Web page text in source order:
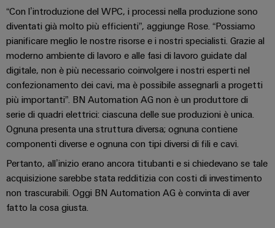
Configuratore
Weidmüller
Ingegneria
digitale di
livello
successivo:
intuitiva,
semplice,
rapida
“Con l’introduzione del WPC, i processi nella produzione sono
diventati già molto più efficienti”, aggiunge Rose. “Possiamo
pianificare meglio le nostre risorse e i nostri specialisti. Grazie al
moderno ambiente di lavoro e alle fasi di lavoro guidate dal
digitale, non è più necessario coinvolgere i nostri esperti nel
confezionamento dei cavi, ma è possibile assegnarli a progetti
più importanti”. BN Automation AG non è un produttore di
serie di quadri elettrici: ciascuna delle sue produzioni è unica.
Ognuna presenta una struttura diversa; ognuna contiene
componenti diverse e ognuna con tipi diversi di fili e cavi.
Pertanto, all’inizio erano ancora titubanti e si chiedevano se tale
acquisizione sarebbe stata redditizia con costi di investimento
non trascurabili. Oggi BN Automation AG è convinta di aver
fatto la cosa giusta.